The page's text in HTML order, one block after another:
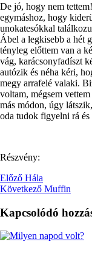
De jó, hogy nem
egymáshoz, hogy
unokatesókkal
Ábel a legkisebb a hét
tényleg előttem van a
vág, karácsonyfadíszt
autózik és néha kéri,
megy arrafelé valaki.
voltam, mégsem
más módon, úgy
oda tudok figyelni rá és
Részvény:
Előző Hála
Következő Muffin
Kapcsolódó